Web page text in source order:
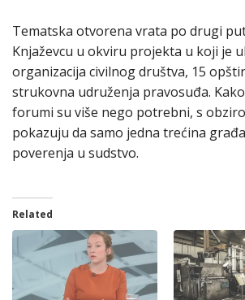
Tematska otvorena vrata po drugi
Knjaževcu u okviru projekta u koji je
organizacija civilnog društva, 15
strukovna udruženja pravosuđa.
forumi su više nego potrebni, s
pokazuju da samo jedna trećina
poverenja u sudstvo.
Related